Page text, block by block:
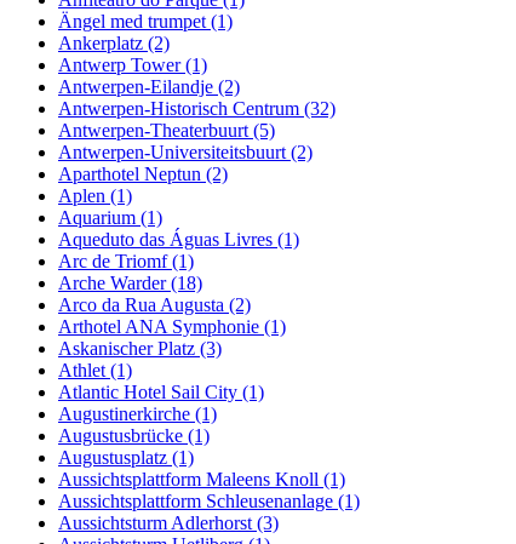
Ängel med trumpet (1)
Ankerplatz (2)
Antwerp Tower (1)
Antwerpen-Eilandje (2)
Antwerpen-Historisch Centrum (32)
Antwerpen-Theaterbuurt (5)
Antwerpen-Universiteitsbuurt (2)
Aparthotel Neptun (2)
Aplen (1)
Aquarium (1)
Aqueduto das Águas Livres (1)
Arc de Triomf (1)
Arche Warder (18)
Arco da Rua Augusta (2)
Arthotel ANA Symphonie (1)
Askanischer Platz (3)
Athlet (1)
Atlantic Hotel Sail City (1)
Augustinerkirche (1)
Augustusbrücke (1)
Augustusplatz (1)
Aussichtsplattform Maleens Knoll (1)
Aussichtsplattform Schleusenanlage (1)
Aussichtsturm Adlerhorst (3)